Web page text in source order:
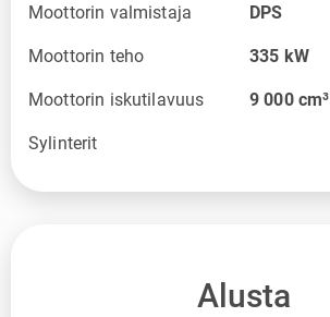
Moottorin valmistaja DPS
Moottorin teho 335 kW
Moottorin iskutilavuus 9 000 cm³
Sylinterit
Alusta